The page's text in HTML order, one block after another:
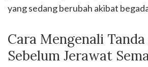
yang sedang berubah akibat
Cara Mengenali
Sebelum Jerawat